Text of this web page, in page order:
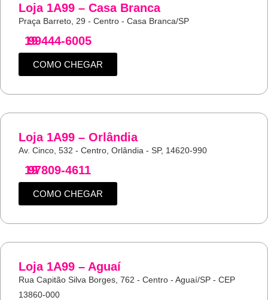
Loja 1A99 – Casa Branca
Praça Barreto, 29 - Centro - Casa Branca/SP
19
99444-6005
COMO CHEGAR
Loja 1A99 – Orlândia
Av. Cinco, 532 - Centro, Orlândia - SP, 14620-990
19
97809-4611
COMO CHEGAR
Loja 1A99 – Aguaí
Rua Capitão Silva Borges, 762 - Centro - Aguaí/SP - CEP
13860-000